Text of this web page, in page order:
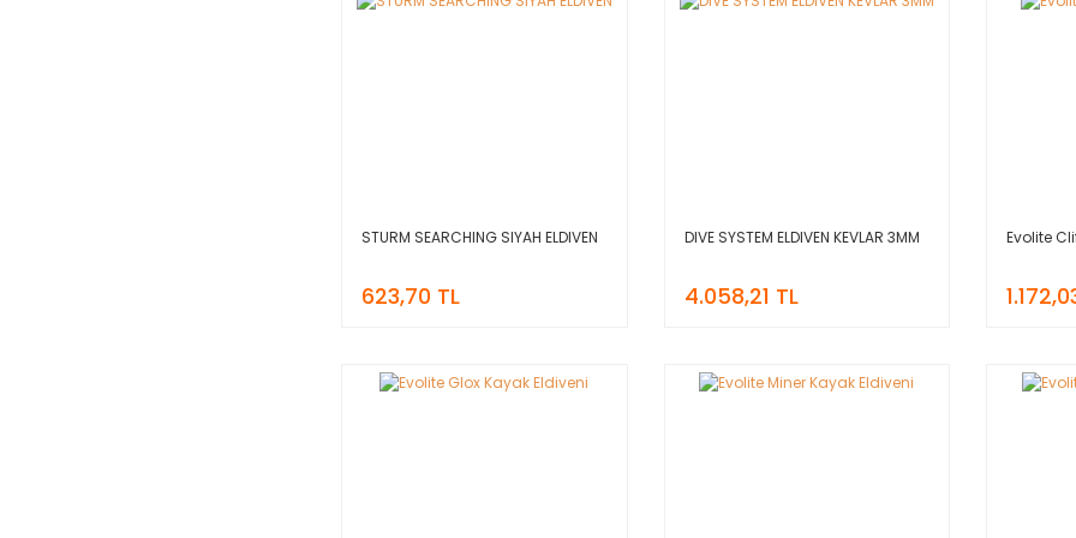
STURM SEARCHING SIYAH ELDIVEN
623,70 TL
DIVE SYSTEM ELDIVEN KEVLAR 3MM
4.058,21 TL
Evolite